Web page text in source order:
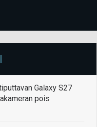
Galaxy S27
pois